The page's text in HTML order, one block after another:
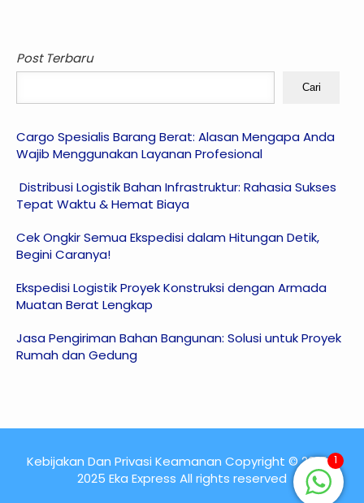
Post Terbaru
Cari
Cargo Spesialis Barang Berat: Alasan Mengapa Anda
Wajib Menggunakan Layanan Profesional
Distribusi Logistik Bahan Infrastruktur: Rahasia Sukses
Tepat Waktu & Hemat Biaya
Cek Ongkir Semua Ekspedisi dalam Hitungan Detik,
Begini Caranya!
Ekspedisi Logistik Proyek Konstruksi dengan Armada
Muatan Berat Lengkap
Jasa Pengiriman Bahan Bangunan: Solusi untuk Proyek
Rumah dan Gedung
Kebijakan Dan Privasi Keamanan Copyright © 2015 -
2025 Eka Express All rights reserved
1